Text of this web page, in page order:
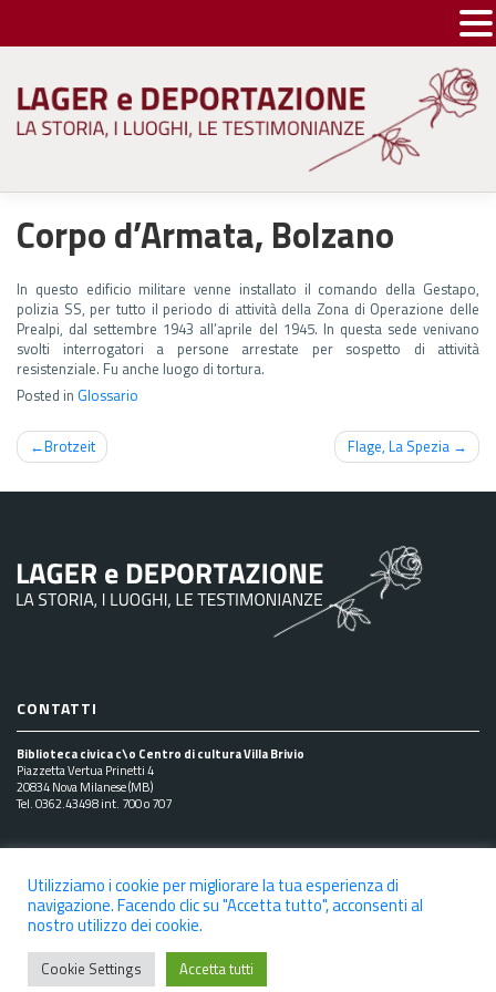
content
Corpo d’Armata, Bolzano
In questo edificio militare venne installato il comando della Gestapo,
polizia SS, per tutto il periodo di attività della Zona di Operazione delle
Prealpi, dal settembre 1943 all’aprile del 1945. In questa sede venivano
svolti interrogatori a persone arrestate per sospetto di attività
resistenziale. Fu anche luogo di tortura.
Posted in Glossario
Navigazione
articoli
Brotzeit Flage, La Spezia
CONTATTI
Biblioteca civica c\o Centro di cultura Villa Brivio
Piazzetta Vertua Prinetti 4
20834 Nova Milanese (MB)
Tel. 0362.43498 int. 700 o 707
NOTE LEGALI PRIVACY POLICY
COOKIE POLICY
Utilizziamo i cookie per migliorare la tua esperienza di
navigazione. Facendo clic su "Accetta tutto", acconsenti al
nostro utilizzo dei cookie.
Cookie Settings Accetta tutti